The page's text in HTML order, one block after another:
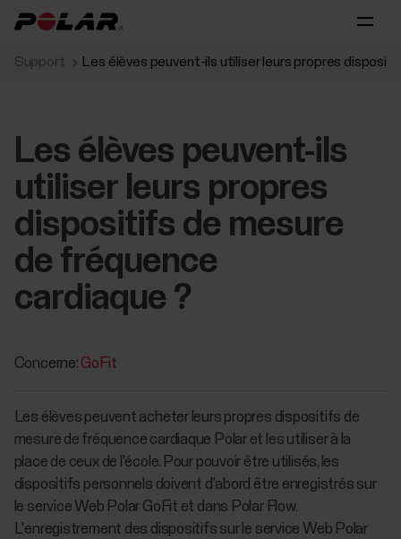
Support Les élèves peuvent-ils utiliser leurs propres
Les élèves peuvent-ils
utiliser leurs propres
dispositifs de mesure
de fréquence
cardiaque ?
Concerne: GoFit
Les élèves peuvent acheter leurs propres dispositifs de
mesure de fréquence cardiaque Polar et les utiliser à la
place de ceux de l'école. Pour pouvoir être utilisés, les
dispositifs personnels doivent d'abord être enregistrés sur
le service Web Polar GoFit et dans Polar Flow.
L'enregistrement des dispositifs sur le service Web Polar